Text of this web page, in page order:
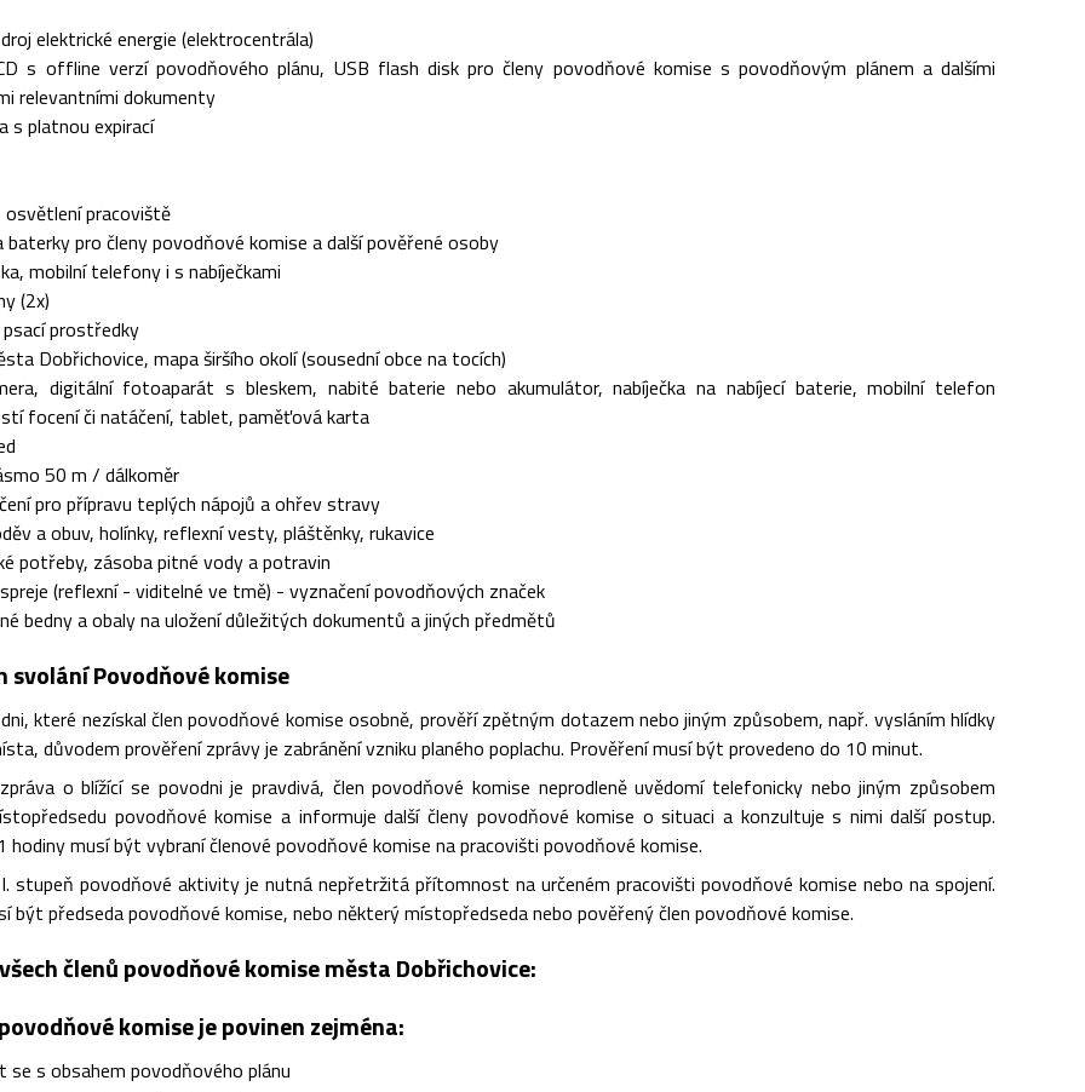
elektrické energie (elektrocentrála)
s offline verzí povodňového plánu, USB flash disk pro členy povodňové komise s povodňovým plánem a dalšími
relevantními dokumenty
s platnou expirací
osvětlení pracoviště
baterky pro členy povodňové komise a další pověřené osoby
mobilní telefony i s nabíječkami
(2x)
psací prostředky
Dobřichovice, mapa širšího okolí (sousední obce na tocích)
digitální fotoaparát s bleskem, nabité baterie nebo akumulátor, nabíječka na nabíjecí baterie, mobilní telefon
focení či natáčení, tablet, paměťová karta
50 m / dálkoměr
pro přípravu teplých nápojů a ohřev stravy
a obuv, holínky, reflexní vesty, pláštěnky, rukavice
potřeby, zásoba pitné vody a potravin
(reflexní - viditelné ve tmě) - vyznačení povodňových značek
bedny a obaly na uložení důležitých dokumentů a jiných předmětů
svolání Povodňové komise
které nezískal člen povodňové komise osobně, prověří zpětným dotazem nebo jiným způsobem, např. vysláním hlídky
důvodem prověření zprávy je zabránění vzniku planého poplachu. Prověření musí být provedeno do 10 minut.
o blížící se povodni je pravdivá, člen povodňové komise neprodleně uvědomí telefonicky nebo jiným způsobem
povodňové komise a informuje další členy povodňové komise o situaci a konzultuje s nimi další postup.
hodiny musí být vybraní členové povodňové komise na pracovišti povodňové komise.
stupeň povodňové aktivity je nutná nepřetržitá přítomnost na určeném pracovišti povodňové komise nebo na spojení.
být předseda povodňové komise, nebo některý místopředseda nebo pověřený člen povodňové komise.
členů povodňové komise města Dobřichovice:
komise je povinen zejména:
se s obsahem povodňového plánu